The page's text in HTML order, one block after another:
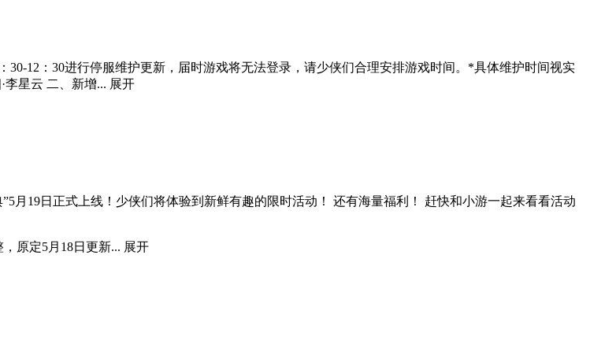
12：30进行停服维护更新，届时游戏将无法登录，请少侠们合理安排游戏时间。*具体维护时间视实
李星云 二、新增... 展开
月19日正式上线！少侠们将体验到新鲜有趣的限时活动！ 还有海量福利！ 赶快和小游一起来看看活动
原定5月18日更新... 展开